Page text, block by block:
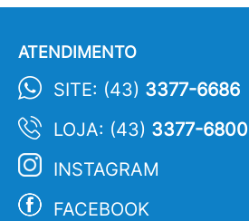
ATENDIMENTO
SITE: (43) 3377-6686
LOJA: (43) 3377-6800
INSTAGRAM
FACEBOOK